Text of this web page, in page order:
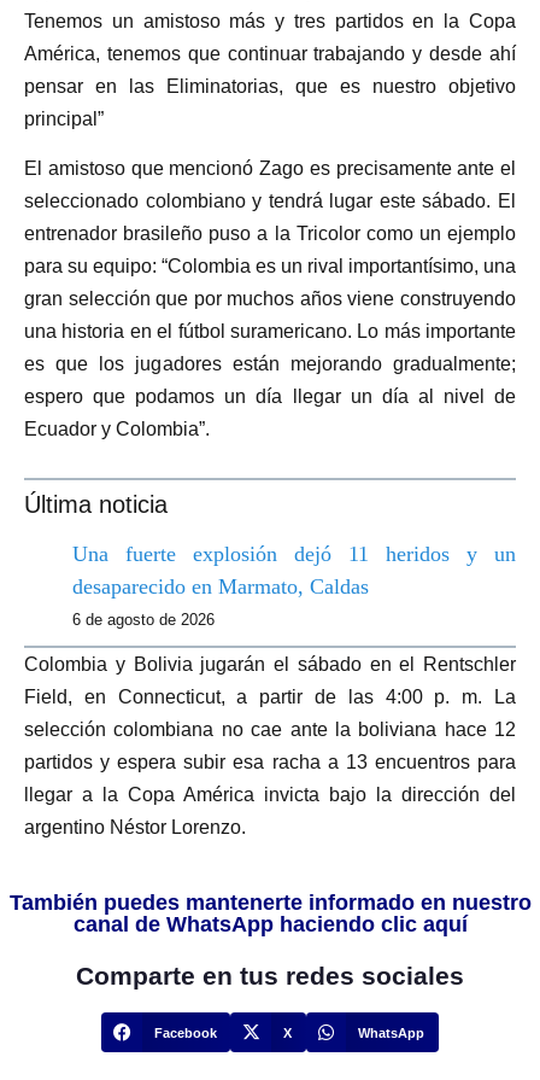
Tenemos un amistoso más y tres partidos en la Copa
América, tenemos que continuar trabajando y desde ahí
pensar en las Eliminatorias, que es nuestro objetivo
principal”
El amistoso que mencionó Zago es precisamente ante el
seleccionado colombiano y tendrá lugar este sábado. El
entrenador brasileño puso a la Tricolor como un ejemplo
para su equipo: “Colombia es un rival importantísimo, una
gran selección que por muchos años viene construyendo
una historia en el fútbol suramericano. Lo más importante
es que los jugadores están mejorando gradualmente;
espero que podamos un día llegar un día al nivel de
Ecuador y Colombia”.
Última noticia
Una fuerte explosión dejó 11 heridos y un
desaparecido en Marmato, Caldas
6 de agosto de 2026
Colombia y Bolivia jugarán el sábado en el Rentschler
Field, en Connecticut, a partir de las 4:00 p. m. La
selección colombiana no cae ante la boliviana hace 12
partidos y espera subir esa racha a 13 encuentros para
llegar a la Copa América invicta bajo la dirección del
argentino Néstor Lorenzo.
También puedes mantenerte informado en nuestro
canal de WhatsApp haciendo clic aquí
Comparte en tus redes sociales
Facebook X WhatsApp